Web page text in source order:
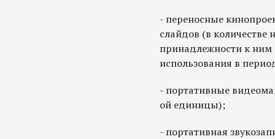
- переносные
слайдов (в
принадлежности к ним
использования в
- портативные
ой единицы);
- портативная